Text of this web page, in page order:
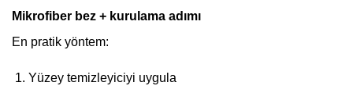
Mikrofiber bez + kurulama adımı
En pratik yöntem:
Yüzey temizleyiciyi uygula